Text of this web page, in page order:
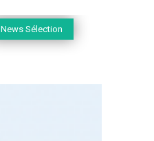
News Sélection